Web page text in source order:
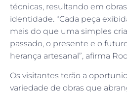
técnicas, resultando em
identidade. “Cada peça
mais do que uma simples
passado, o presente e o
herança artesanal”, afirma
Os visitantes terão a
variedade de obras que